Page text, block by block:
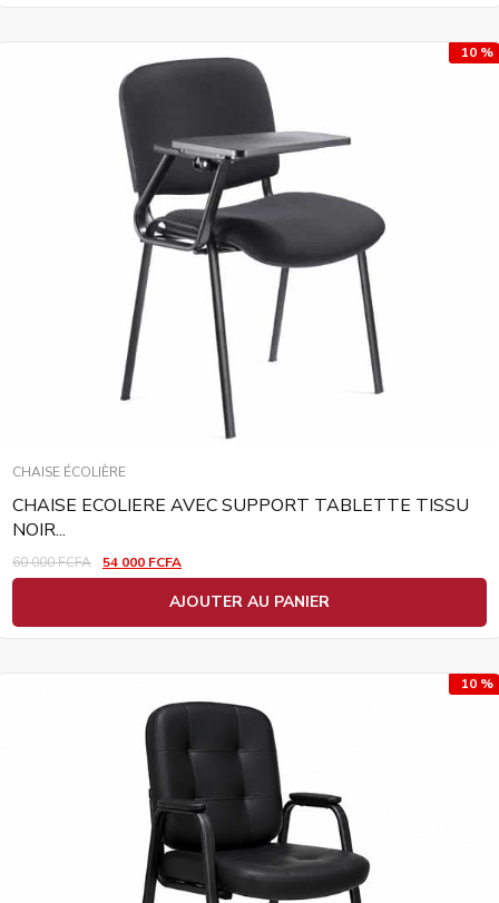
10 %
CHAISE ÉCOLIÈRE
CHAISE ECOLIERE AVEC SUPPORT TABLETTE TISSU
NOIR...
60 000FCFA 54 000 FCFA
AJOUTER AU PANIER
10 %